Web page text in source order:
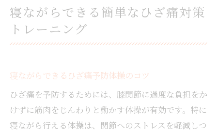
寝ながらできる簡単なひざ痛対策
トレーニング
寝ながらできるひざ痛予防体操のコツ
ひざ痛を予防するためには、膝関節に過度な負担をか
けずに筋肉をじんわりと動かす体操が有効です。特に
寝ながら行える体操は、関節へのストレスを軽減しつ